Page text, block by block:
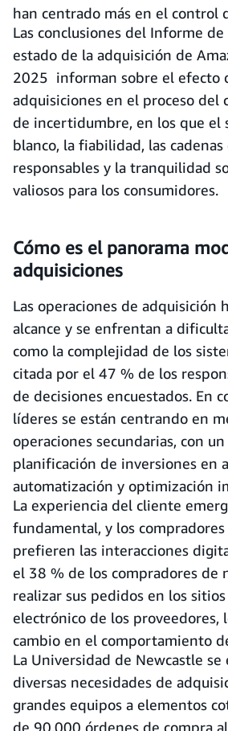
han centrado más en el control
Las conclusiones del Informe
estado de la adquisición de
2025 informan sobre el efecto
adquisiciones en el proceso del
de incertidumbre, en los que el
blanco, la fiabilidad, las
responsables y la tranquilidad
valiosos para los consumidores.
Cómo es el panorama
adquisiciones
Las operaciones de adquisición
alcance y se enfrentan a
como la complejidad de los
citada por el 47 % de los
de decisiones encuestados. En
líderes se están centrando en
operaciones secundarias, con
planificación de inversiones en
automatización y optimización
La experiencia del cliente
fundamental, y los
prefieren las interacciones
el 38 % de los compradores de
realizar sus pedidos en los
electrónico de los proveedores,
cambio en el comportamiento
La Universidad de Newcastle
diversas necesidades de
grandes equipos a elementos
de 90,000 órdenes de compra